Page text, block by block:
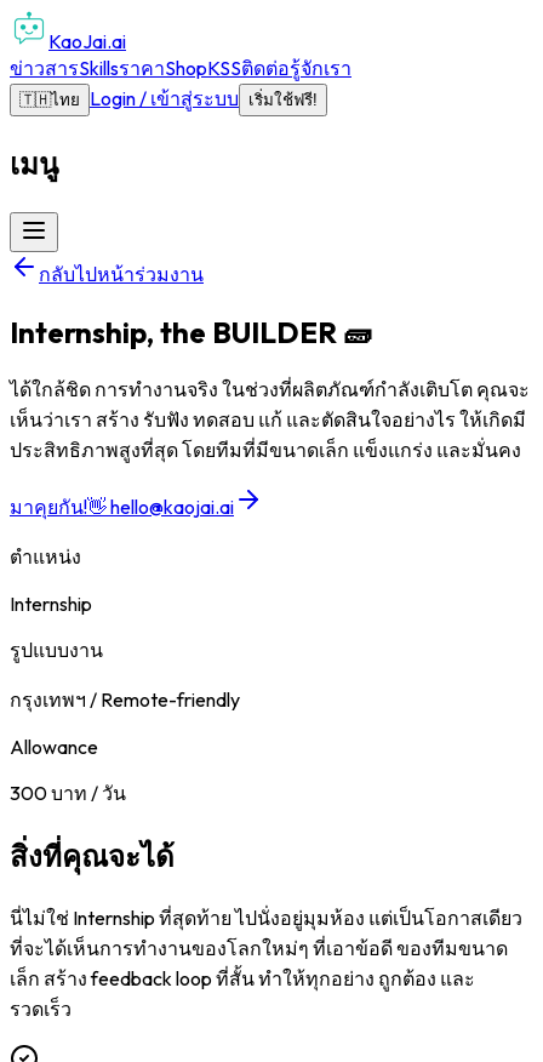
KaoJai.ai
ข่าวสารSkillsราคาShopKSSติดต่อรู้จักเรา
🇹🇭ไทย Login / เข้าสู่ระบบ เริ่มใช้ฟรี!
เมนู
กลับไปหน้าร่วมงาน
Internship, the BUILDER 🧱
ได้ใกล้ชิด การทำงานจริง ในช่วงที่ผลิตภัณฑ์กำลังเติบโต คุณจะ
เห็นว่าเรา สร้าง รับฟัง ทดสอบ แก้ และตัดสินใจอย่างไร ให้เกิดมี
ประสิทธิภาพสูงที่สุด โดยทีมที่มีขนาดเล็ก แข็งแกร่ง และมั่นคง
มาคุยกัน!👋hello@kaojai.ai
ตำแหน่ง
Internship
รูปแบบงาน
กรุงเทพฯ / Remote-friendly
Allowance
300 บาท / วัน
สิ่งที่คุณจะได้
นี่ไม่ใช่ Internship ที่สุดท้าย ไปนั่งอยู่มุมห้อง แต่เป็นโอกาสเดียว
ที่จะได้เห็นการทำงานของโลกใหม่ๆ ที่เอาข้อดี ของทีมขนาด
เล็ก สร้าง feedback loop ที่สั้น ทำให้ทุกอย่าง ถูกต้อง และ
รวดเร็ว